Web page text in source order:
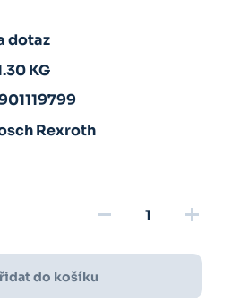
dotaz
KG
Rexroth
remove add
do košíku